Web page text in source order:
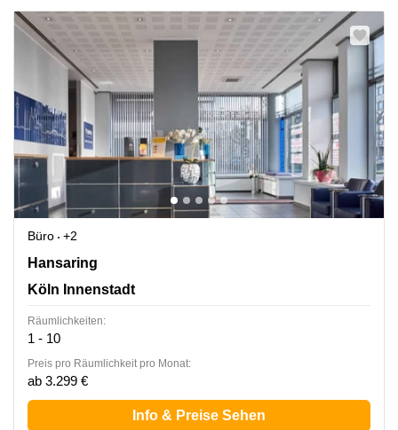
Büro
+2
Hansaring 61, Köln Innenstadt
Hansaring
Köln Innenstadt
Räumlichkeiten:
1 - 10
Preis pro Räumlichkeit pro Monat:
ab 3.299 €
Info & Preise Sehen